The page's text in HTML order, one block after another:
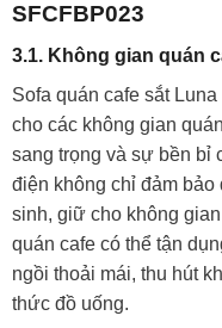
SFCFBP023
3.1. Không gian quán
Sofa quán cafe sắt
cho các không gian
sang trọng và sự bền bỉ
điện không chỉ đảm bảo
sinh, giữ cho không
quán cafe có thể tận
ngồi thoải mái, thu hút
thức đồ uống.